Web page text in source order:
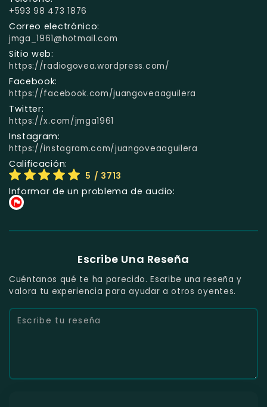
+593 98 473 1876
Correo electrónico:
jmga_1961@hotmail.com
Sitio web:
https://radiogovea.wordpress.com/
Facebook:
https://facebook.com/juangoveaaguilera
Twitter:
https://x.com/jmga1961
Instagram:
https://instagram.com/juangoveaaguilera
Calificación:
5 / 3713
Informar de un problema de audio:
Escribe Una Reseña
Cuéntanos qué te ha parecido. Escribe una reseña y
valora tu experiencia para ayudar a otros oyentes.